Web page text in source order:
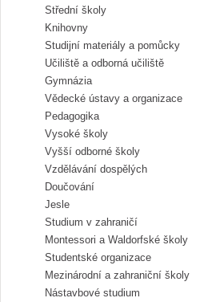
Střední školy
Knihovny
Studijní materiály a pomůcky
Učiliště a odborná učiliště
Gymnázia
Vědecké ústavy a organizace
Pedagogika
Vysoké školy
Vyšší odborné školy
Vzdělávání dospělých
Doučování
Jesle
Studium v zahraničí
Montessori a Waldorfské školy
Studentské organizace
Mezinárodní a zahraniční školy
Nástavbové studium